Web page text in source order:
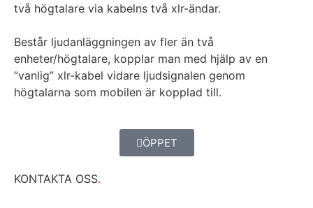
två högtalare via kabelns två xlr-ändar.
Består ljudanläggningen av fler än två
enheter/högtalare, kopplar man med hjälp av en
”vanlig” xlr-kabel vidare ljudsignalen genom
högtalarna som mobilen är kopplad till.
ÖPPET
KONTAKTA OSS.